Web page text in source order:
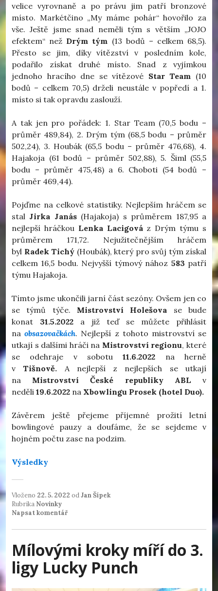
velice vyrovnaně a po právu jim patří bronzové
místo. Markétčino „My máme pohár“ hovořilo za
vše. Ještě jsme snad neměli tým s větším „JOJO
efektem“ než Drým tým (13 bodů – celkem 68,5).
Přesto se jim, díky vítězství v posledním kole,
podařilo získat druhé místo. Snad z vyjímkou
jednoho hracího dne se vítězové Star Team (10
bodů – celkem 70,5) drželi neustále v popředí a 1.
místo si tak opravdu zaslouží.
A tak jen pro pořádek: 1. Star Team (70,5 bodu –
průměr 489,84), 2. Drým tým (68,5 bodu – průměr
502,24), 3. Houbák (65,5 bodu – průměr 476,68), 4.
Hajakoja (61 bodů – průměr 502,88), 5. Šiml (55,5
bodu – průměr 475,48) a 6. Choboti (54 bodů –
průměr 469,44).
Pojďme na celkové statistiky. Nejlepším hráčem se
stal Jirka Janás (Hajakoja) s průměrem 187,95 a
nejlepší hráčkou Lenka Lacigová z Drým týmu s
průměrem 171,72. Nejužitečnějším hráčem
byl Radek Tichý (Houbák), který pro svůj tým získal
celkem 16,5 bodu. Nejvyšší týmový nához 583 patří
týmu Hajakoja.
Tímto jsme ukončili jarní část sezóny. Ovšem jen co
se týmů týče. Mistrovství Holešova se bude
konat 31.5.2022 a již teď se můžete přihlásit
naobsazovačkách. Nejlepší z tohoto mistrovství se
utkají s dalšími hráči na Mistrovství regionu, které
se odehraje v sobotu11.6.2022 na herně
vTišnově. A nejlepší z nejlepších se utkají
na Mistrovství České republiky ABLv
neděli 19.6.2022 na Xbowlingu Prosek (hotel Duo).
Závěrem ještě přejeme příjemné prožití letní
bowlingové pauzy a doufáme, že se sejdeme v
hojném počtu zase na podzim.
Výsledky
Vloženo 22. 5. 2022 odJan Šípek
Rubrika Novinky
Napsat komentář
Mílovými kroky míří do 3.
ligy Lucky Punch